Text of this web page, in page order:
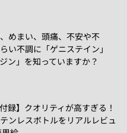
めまい、頭痛、不安や不
不調に「ゲニステイン」
ン」を知っていますか？
録】クオリティが高すぎる！
ンレスボトルをリアルレビュ